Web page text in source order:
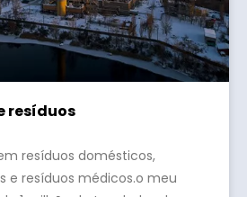
resíduos
resíduos domésticos,
e resíduos médicos.o meu